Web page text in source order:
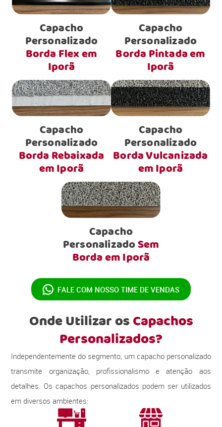
Capacho
Personalizado
Borda Flex em
Iporã
Capacho
Personalizado
Borda Pintada em
Iporã
Capacho
Personalizado
Borda Rebaixada
em Iporã
Capacho
Personalizado
Borda Vulcanizada
em Iporã
Capacho
PersonalizadoSem
Borda em Iporã
FALE COM NOSSO TIME DE VENDAS
Onde Utilizar osCapachos
Personalizados?
Independentemente do segmento, um capacho personalizado
transmite organização, profissionalismo e atenção aos
detalhes. Os capachos personalizados podem ser utilizados
em diversos ambientes: